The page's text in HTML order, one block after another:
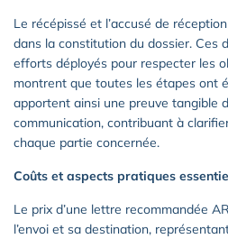
Le récépissé et l’accusé de
dans la constitution du dossier. Ces
efforts déployés pour respecter les
montrent que toutes les étapes ont
apportent ainsi une preuve tangible
communication, contribuant à
chaque partie concernée.
Coûts et aspects pratiques
Le prix d’une lettre recommandée
l’envoi et sa destination,